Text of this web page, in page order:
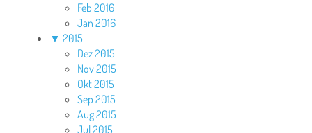
Feb 2016
Jan 2016
▼ 2015
Dez 2015
Nov 2015
Okt 2015
Sep 2015
Aug 2015
Jul 2015